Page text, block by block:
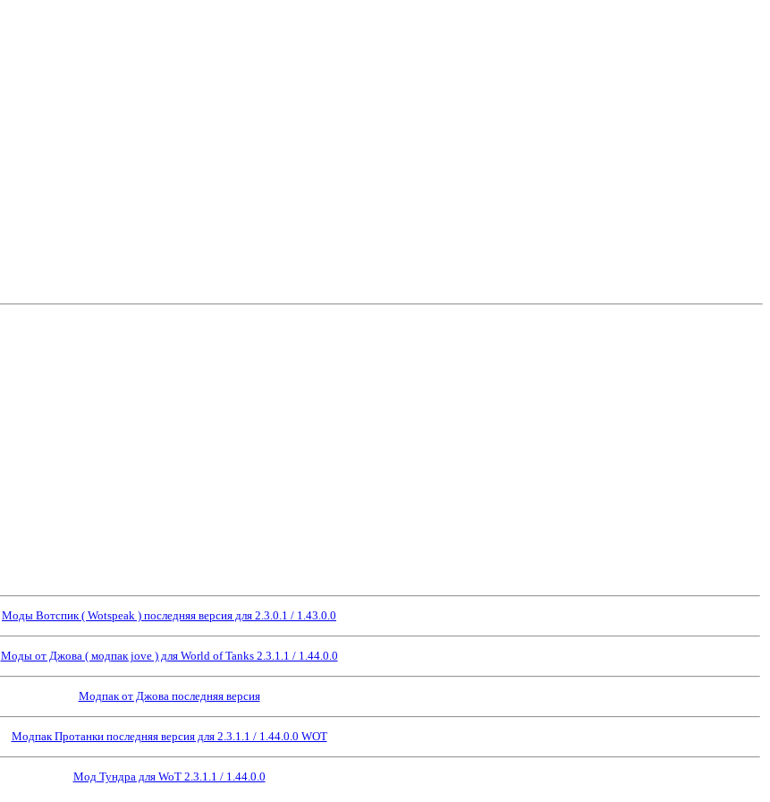
Моды Вотспик ( Wotspeak ) последняя версия для 2.3.0.1 / 1.43.0.0
Моды от Джова ( модпак jove ) для World of Tanks 2.3.1.1 / 1.44.0.0
Модпак от Джова последняя версия
Модпак Протанки последняя версия для 2.3.1.1 / 1.44.0.0 WOT
Мод Тундра для WoT 2.3.1.1 / 1.44.0.0